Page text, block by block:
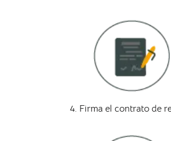
4. Firma el contrato de